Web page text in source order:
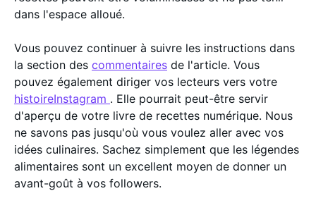
dans l'espace alloué.
Vous pouvez continuer à suivre les instructions dans
la section des commentaires de l'article. Vous
pouvez également diriger vos lecteurs vers votre
histoireInstagram . Elle pourrait peut-être servir
d'aperçu de votre livre de recettes numérique. Nous
ne savons pas jusqu'où vous voulez aller avec vos
idées culinaires. Sachez simplement que les légendes
alimentaires sont un excellent moyen de donner un
avant-goût à vos followers.